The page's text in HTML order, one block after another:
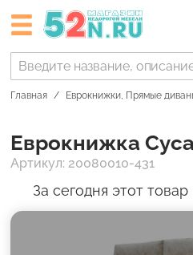
Главная Еврокнижки, Прямые
Еврокнижка
Артикул: 20080010-431
За сегодня этот